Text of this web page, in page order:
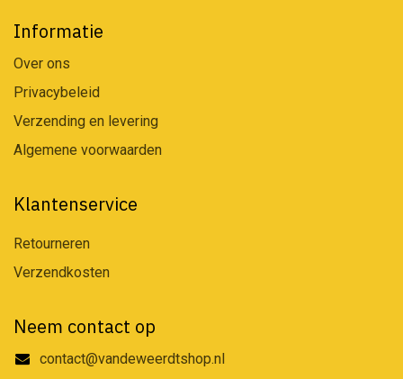
Informatie
Over ons
Privacybeleid
Verzending en levering
Algemene voorwaarden
Klantenservice
Retourneren
Verzendkosten
Neem contact op
contact@vandeweerdtshop.nl